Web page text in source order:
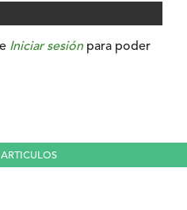
e Iniciar sesión para poder